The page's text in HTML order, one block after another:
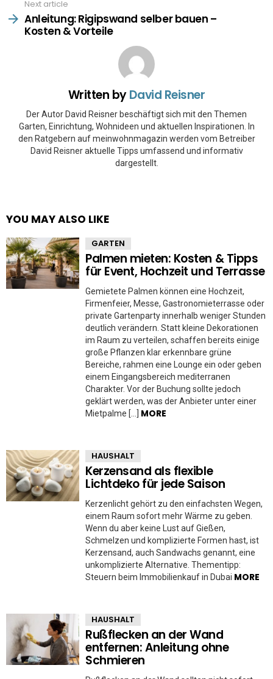
Next article
Anleitung: Rigipswand selber bauen –
Kosten & Vorteile
Written byDavid Reisner
Der Autor David Reisner beschäftigt sich mit den Themen
Garten, Einrichtung, Wohnideen und aktuellen Inspirationen. In
den Ratgebern auf meinwohnmagazin werden vom Betreiber
David Reisner aktuelle Tipps umfassend und informativ
dargestellt.
YOU MAY ALSO LIKE
GARTEN
Palmen mieten: Kosten & Tipps
für Event, Hochzeit und Terrasse
Gemietete Palmen können eine Hochzeit,
Firmenfeier, Messe, Gastronomieterrasse oder
private Gartenparty innerhalb weniger Stunden
deutlich verändern. Statt kleine Dekorationen
im Raum zu verteilen, schaffen bereits einige
große Pflanzen klar erkennbare grüne
Bereiche, rahmen eine Lounge ein oder geben
einem Eingangsbereich mediterranen
Charakter. Vor der Buchung sollte jedoch
geklärt werden, was der Anbieter unter einer
Mietpalme […] MORE
HAUSHALT
Kerzensand als flexible
Lichtdeko für jede Saison
Kerzenlicht gehört zu den einfachsten Wegen,
einem Raum sofort mehr Wärme zu geben.
Wenn du aber keine Lust auf Gießen,
Schmelzen und komplizierte Formen hast, ist
Kerzensand, auch Sandwachs genannt, eine
unkomplizierte Alternative. Thementipp:
Steuern beim Immobilienkauf in Dubai MORE
HAUSHALT
Rußflecken an der Wand
entfernen: Anleitung ohne
Schmieren